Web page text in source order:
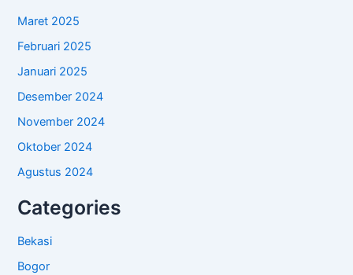
Maret 2025
Februari 2025
Januari 2025
Desember 2024
November 2024
Oktober 2024
Agustus 2024
Categories
Bekasi
Bogor